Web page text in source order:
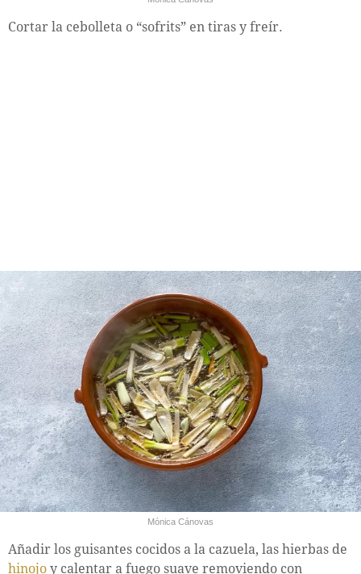
Cortar la cebolleta o “sofrits” en tiras y freír.
Mónica Cánovas
Añadir los guisantes cocidos a la cazuela, las hierbas de
hinojo y calentar a fuego suave removiendo con